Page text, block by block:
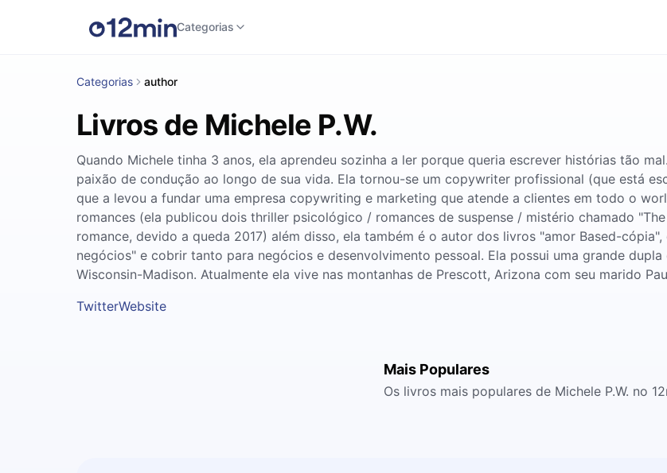
Categorias
Categorias author
Livros de Michele P.W.
Quando Michele tinha 3 anos, ela aprendeu sozinha a ler porque queria escrever histórias tão
paixão de condução ao longo de sua vida. Ela tornou-se um copywriter profissional (que está
que a levou a fundar uma empresa copywriting e marketing que atende a clientes em todo o
romances (ela publicou dois thriller psicológico / romances de suspense / mistério chamado
romance, devido a queda 2017) além disso, ela também é o autor dos livros "amor Based-
negócios" e cobrir tanto para negócios e desenvolvimento pessoal. Ela possui uma grande
Wisconsin-Madison. Atualmente ela vive nas montanhas de Prescott, Arizona com seu marido
TwitterWebsite
Mais Populares
Os livros mais populares de Michele P.W. no